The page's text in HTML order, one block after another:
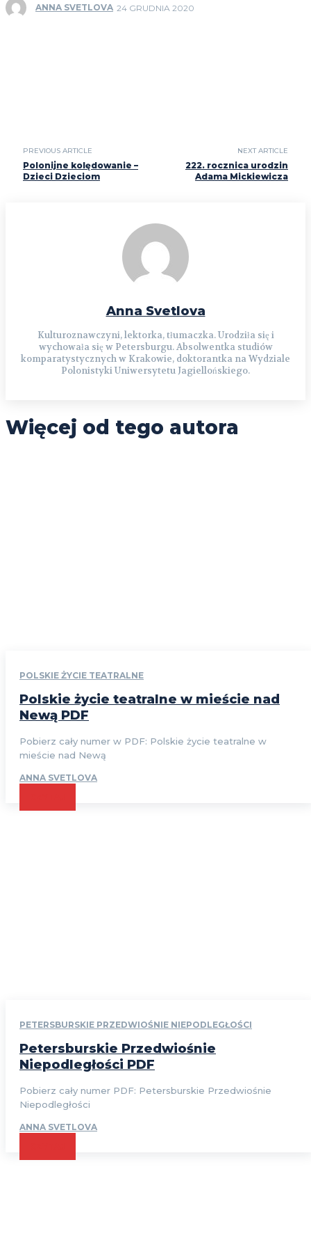
ANNA SVETLOVA 24 GRUDNIA 2020
PREVIOUS ARTICLE
Polonijne kolędowanie –
Dzieci Dzieciom
NEXT ARTICLE
222. rocznica urodzin
Adama Mickiewicza
Anna Svetlova
Kulturoznawczyni, lektorka, tłumaczka. Urodziła się i
wychowała się w Petersburgu. Absolwentka studiów
komparatystycznych w Krakowie, doktorantka na Wydziale
Polonistyki Uniwersytetu Jagiellońskiego.
Więcej od tego autora
POLSKIE ŻYCIE TEATRALNE
Polskie życie teatralne w mieście nad
Newą PDF
Pobierz cały numer w PDF: Polskie życie teatralne w
mieście nad Newą
ANNA SVETLOVA
PETERSBURSKIE PRZEDWIOŚNIE NIEPODLEGŁOŚCI
Petersburskie Przedwiośnie
Niepodległości PDF
Pobierz cały numer PDF: Petersburskie Przedwiośnie
Niepodległości
ANNA SVETLOVA